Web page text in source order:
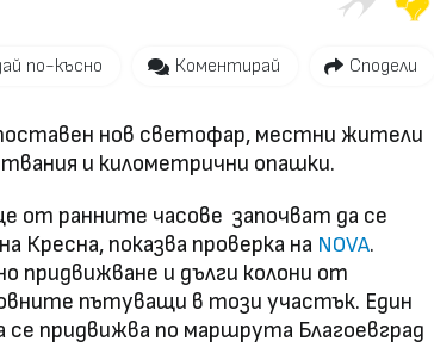
по-късно Коментирай Сподели
нов светофар, местни жители
и километрични опашки.
от ранните часове започват да се
Кресна, показва проверка на NOVA.
придвижване и дълги колони от
пътуващи в този участък. Един
придвижва по маршрута Благоевград